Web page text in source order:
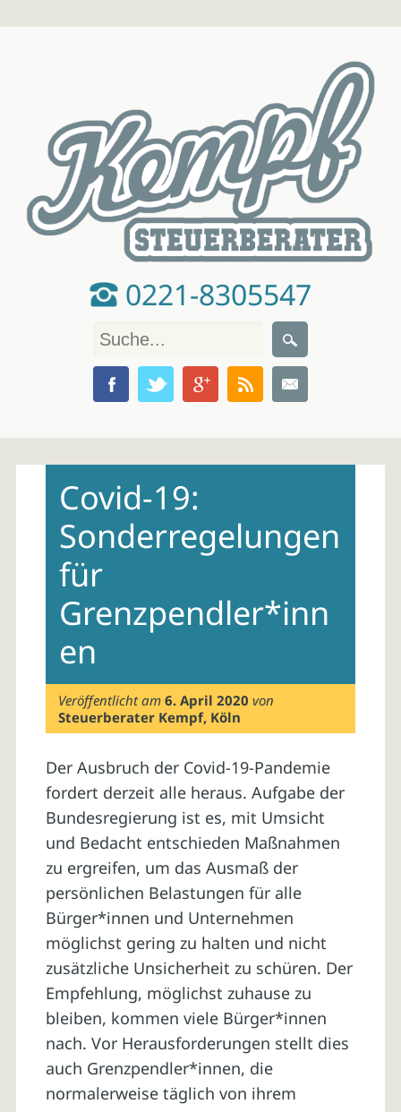
0221-8305547
contentCovid-19:
Sonderregelungen
für
Grenzpendler*inn
en
Veröffentlicht am6. April 2020 von
Steuerberater Kempf, Köln
Der Ausbruch der Covid-19-Pandemie
fordert derzeit alle heraus. Aufgabe der
Bundesregierung ist es, mit Umsicht
und Bedacht entschieden Maßnahmen
zu ergreifen, um das Ausmaß der
persönlichen Belastungen für alle
Bürger*innen und Unternehmen
möglichst gering zu halten und nicht
zusätzliche Unsicherheit zu schüren. Der
Empfehlung, möglichst zuhause zu
bleiben, kommen viele Bürger*innen
nach. Vor Herausforderungen stellt dies
auch Grenzpendler*innen, die
normalerweise täglich von ihrem